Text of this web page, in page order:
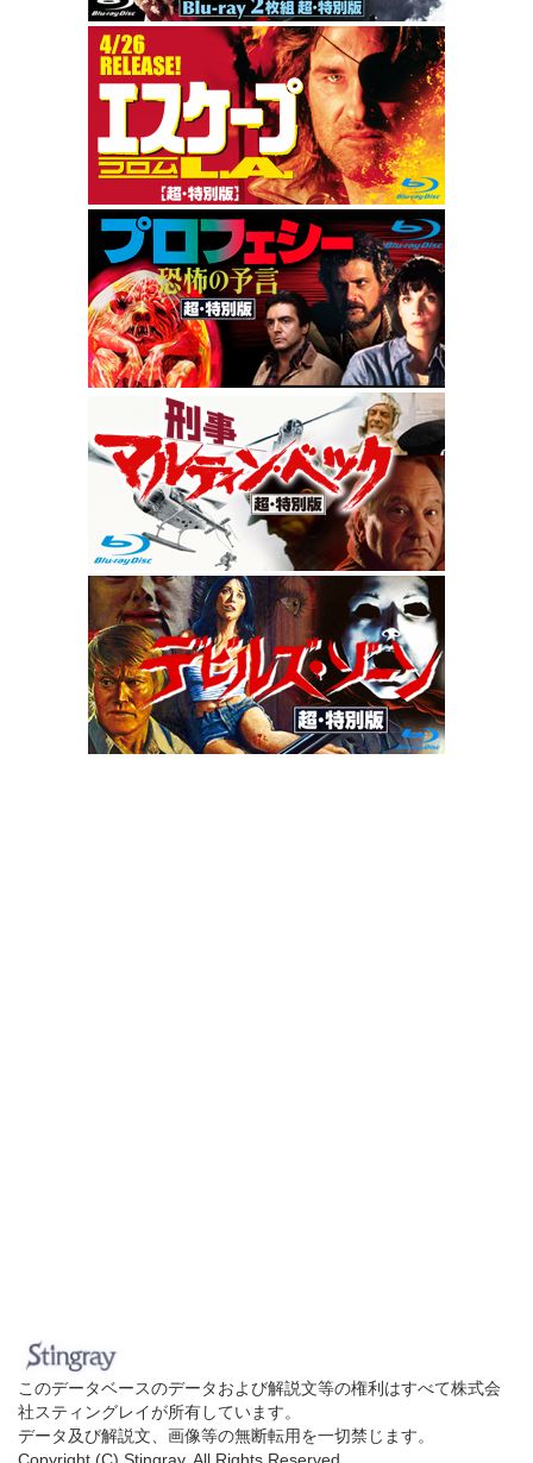
このデータベースのデータおよび解説文等の権利はすべて株式会
社スティングレイが所有しています。
データ及び解説文、画像等の無断転用を一切禁じます。